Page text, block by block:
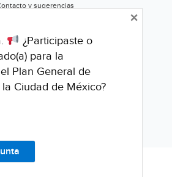
y sugerencias
Califica este portal
¿Participaste o
para la
Plan General de
Ciudad de México?
×